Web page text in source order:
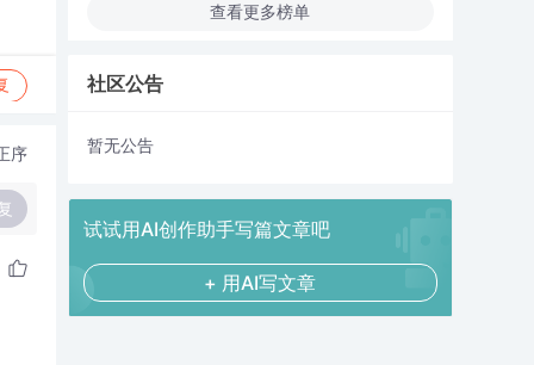
序
查看更多榜单
社区公告
暂无公告
试试用AI创作助手写篇文章吧
+ 用AI写文章